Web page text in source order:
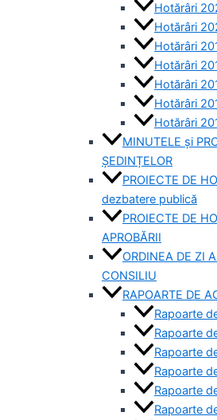
Hotărâri
Hotărâri
Hotărâri
Hotărâri
Hotărâri
Hotărâri
Hotărâri
MINUTELE și
ȘEDINȚELOR
PROIECTE DE
dezbatere publică
PROIECTE DE
APROBĂRII
ORDINEA DE ZI
CONSILIU
RAPOARTE DE
Rapoarte
Rapoarte
Rapoarte
Rapoarte
Rapoarte
Rapoarte